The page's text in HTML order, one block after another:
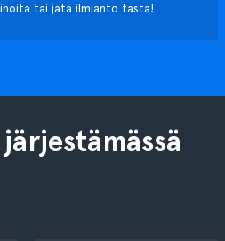
tai jätä ilmianto tästä!